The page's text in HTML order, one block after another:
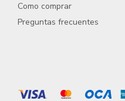
Como comprar
Preguntas frecuentes